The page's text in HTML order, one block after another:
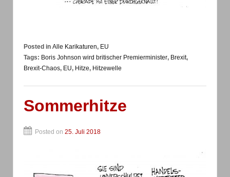
Posted in Alle Karikaturen, EU
Tags: Boris Johnson wird britischer Premierminister, Brexit,
Brexit-Chaos, EU, Hitze, Hitzewelle
Sommerhitze
Posted on 25. Juli 2018